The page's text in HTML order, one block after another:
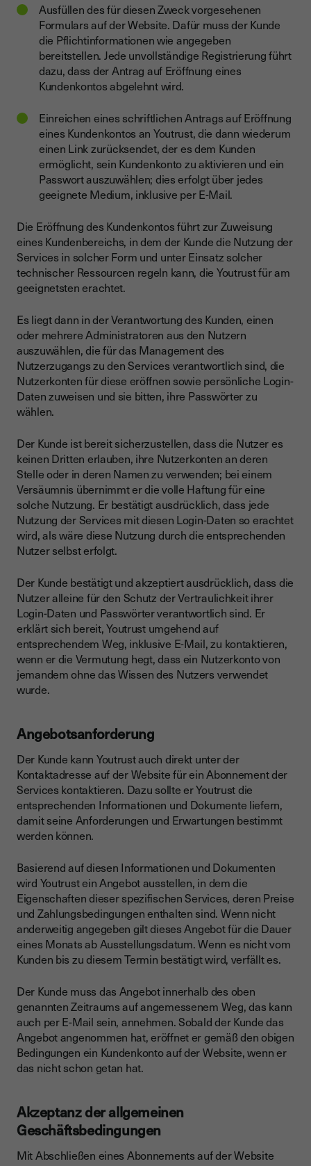
Ausfüllen des für diesen Zweck vorgesehenen
Formulars auf der Website. Dafür muss der Kunde
die Pflichtinformationen wie angegeben
bereitstellen. Jede unvollständige Registrierung führt
dazu, dass der Antrag auf Eröffnung eines
Kundenkontos abgelehnt wird.
Einreichen eines schriftlichen Antrags auf Eröffnung
eines Kundenkontos an Youtrust, die dann wiederum
einen Link zurücksendet, der es dem Kunden
ermöglicht, sein Kundenkonto zu aktivieren und ein
Passwort auszuwählen; dies erfolgt über jedes
geeignete Medium, inklusive per E-Mail.
Die Eröffnung des Kundenkontos führt zur Zuweisung
eines Kundenbereichs, in dem der Kunde die Nutzung der
Services in solcher Form und unter Einsatz solcher
technischer Ressourcen regeln kann, die Youtrust für am
geeignetsten erachtet.
Es liegt dann in der Verantwortung des Kunden, einen
oder mehrere Administratoren aus den Nutzern
auszuwählen, die für das Management des
Nutzerzugangs zu den Services verantwortlich sind, die
Nutzerkonten für diese eröffnen sowie persönliche Login-
Daten zuweisen und sie bitten, ihre Passwörter zu
wählen.
Der Kunde ist bereit sicherzustellen, dass die Nutzer es
keinen Dritten erlauben, ihre Nutzerkonten an deren
Stelle oder in deren Namen zu verwenden; bei einem
Versäumnis übernimmt er die volle Haftung für eine
solche Nutzung. Er bestätigt ausdrücklich, dass jede
Nutzung der Services mit diesen Login-Daten so erachtet
wird, als wäre diese Nutzung durch die entsprechenden
Nutzer selbst erfolgt.
Der Kunde bestätigt und akzeptiert ausdrücklich, dass die
Nutzer alleine für den Schutz der Vertraulichkeit ihrer
Login-Daten und Passwörter verantwortlich sind. Er
erklärt sich bereit, Youtrust umgehend auf
entsprechendem Weg, inklusive E-Mail, zu kontaktieren,
wenn er die Vermutung hegt, dass ein Nutzerkonto von
jemandem ohne das Wissen des Nutzers verwendet
wurde.
Angebotsanforderung
Der Kunde kann Youtrust auch direkt unter der
Kontaktadresse auf der Website für ein Abonnement der
Services kontaktieren. Dazu sollte er Youtrust die
entsprechenden Informationen und Dokumente liefern,
damit seine Anforderungen und Erwartungen bestimmt
werden können.
Basierend auf diesen Informationen und Dokumenten
wird Youtrust ein Angebot ausstellen, in dem die
Eigenschaften dieser spezifischen Services, deren Preise
und Zahlungsbedingungen enthalten sind. Wenn nicht
anderweitig angegeben gilt dieses Angebot für die Dauer
eines Monats ab Ausstellungsdatum. Wenn es nicht vom
Kunden bis zu diesem Termin bestätigt wird, verfällt es.
Der Kunde muss das Angebot innerhalb des oben
genannten Zeitraums auf angemessenem Weg, das kann
auch per E-Mail sein, annehmen. Sobald der Kunde das
Angebot angenommen hat, eröffnet er gemäß den obigen
Bedingungen ein Kundenkonto auf der Website, wenn er
das nicht schon getan hat.
Akzeptanz der allgemeinen
Geschäftsbedingungen
Mit Abschließen eines Abonnements auf der Website